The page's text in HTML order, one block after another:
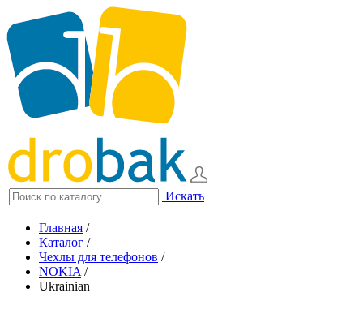
Искать
Главная /
Каталог /
Чехлы для телефонов /
NOKIA /
Ukrainian